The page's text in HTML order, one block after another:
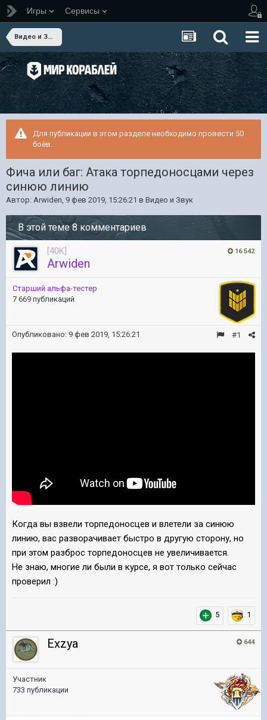
Игры Сервисы
Видео и Звук
Для публикации в этом разделе необходимо провести 50
боёв.
Фича или баг: Атака торпедоносцами через
синюю линию
Автор: Arwiden, 9 фев 2019, 15:26:21 в Видео и Звук
В этой теме 8 комментариев
16 542
[40K]
Arwiden
Старший альфа-тестер
7 669 публикаций
#1
Опубликовано: 9 фев 2019, 15:26:21
Когда вы взвели торпедоносцев и влетели за синюю
линию, вас разворачивает быстро в другую сторону, но
при этом разброс торпедоносцев не увеличивается.
Не знаю, многие ли были в курсе, я вот только сейчас
проверил :)
5 1
644
Exzya
Участник
733 публикации